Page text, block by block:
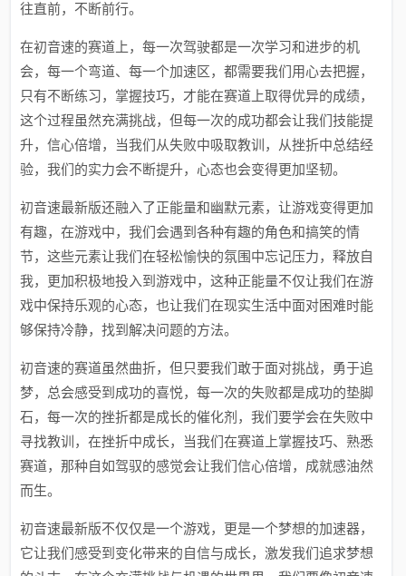
往直前，不断前行。
在初音速的赛道上，每一次驾驶都是一次学习和进步的机
会，每一个弯道、每一个加速区，都需要我们用心去把握，
只有不断练习，掌握技巧，才能在赛道上取得优异的成绩，
这个过程虽然充满挑战，但每一次的成功都会让我们技能提
升，信心倍增，当我们从失败中吸取教训，从挫折中总结经
验，我们的实力会不断提升，心态也会变得更加坚韧。
初音速最新版还融入了正能量和幽默元素，让游戏变得更加
有趣，在游戏中，我们会遇到各种有趣的角色和搞笑的情
节，这些元素让我们在轻松愉快的氛围中忘记压力，释放自
我，更加积极地投入到游戏中，这种正能量不仅让我们在游
戏中保持乐观的心态，也让我们在现实生活中面对困难时能
够保持冷静，找到解决问题的方法。
初音速的赛道虽然曲折，但只要我们敢于面对挑战，勇于追
梦，总会感受到成功的喜悦，每一次的失败都是成功的垫脚
石，每一次的挫折都是成长的催化剂，我们要学会在失败中
寻找教训，在挫折中成长，当我们在赛道上掌握技巧、熟悉
赛道，那种自如驾驭的感觉会让我们信心倍增，成就感油然
而生。
初音速最新版不仅仅是一个游戏，更是一个梦想的加速器，
它让我们感受到变化带来的自信与成长，激发我们追求梦想